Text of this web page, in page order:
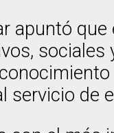
apuntó
sociales
servicio de